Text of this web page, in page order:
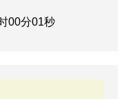
00分01秒